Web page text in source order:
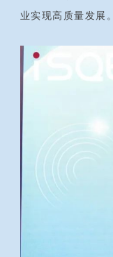
业实现高质量发展。